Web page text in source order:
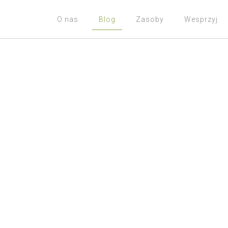
O nas Blog Zasoby Wesprzyj